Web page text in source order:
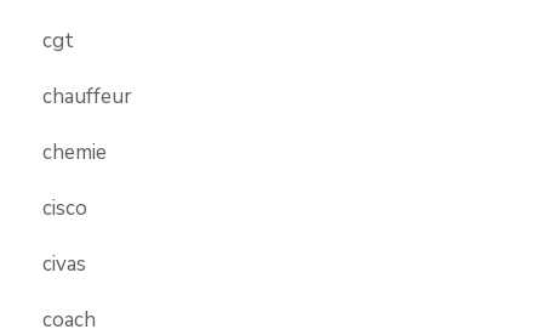
cgt
chauffeur
chemie
cisco
civas
coach